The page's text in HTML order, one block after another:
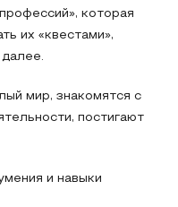
которая
их «квестами»,
мир, знакомятся с
постигают
и навыки